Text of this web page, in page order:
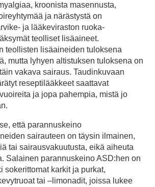
kroonista masennusta,
ja närästystä on
ja lääkeviraston ruoka-
teolliset lisäaineet.
teollisten lisäaineiden tuloksena
mutta lyhyen altistuksen tuloksena on
vakava sairaus. Taudinkuvaan
reseptilääkkeet saattavat
ja jopa pahempia, mistä jo
että parannuskeino
sairauteen on täysin ilmainen,
tai sairausvakuutusta, eikä aiheuta
Salainen parannuskeino ASD:hen on
sokerittomat karkit ja purkat,
tai –limonadit, joissa lukee